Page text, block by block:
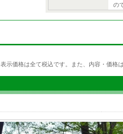
の
表示価格は全て税込です。また、内容・価格